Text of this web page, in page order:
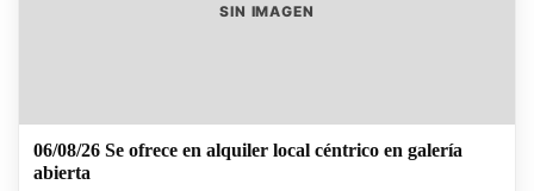
SIN IMAGEN
06/08/26 Se ofrece en alquiler local céntrico en galería
abierta